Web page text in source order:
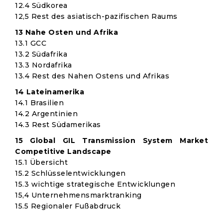
12.4 Südkorea
12,5 Rest des asiatisch-pazifischen Raums
13 Nahe Osten und Afrika
13.1 GCC
13.2 Südafrika
13.3 Nordafrika
13.4 Rest des Nahen Ostens und Afrikas
14 Lateinamerika
14.1 Brasilien
14.2 Argentinien
14.3 Rest Südamerikas
15 Global GIL Transmission System Market
Competitive Landscape
15.1 Übersicht
15.2 Schlüsselentwicklungen
15.3 wichtige strategische Entwicklungen
15,4 Unternehmensmarktranking
15.5 Regionaler Fußabdruck